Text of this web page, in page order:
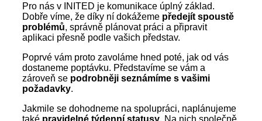
Pro nás v INITED je komunikace úplný základ.
Dobře víme, že díky ní dokážeme předejít spoustě
problémů, správně plánovat práci a připravit
aplikaci přesně podle vašich představ.
Poprvé vám proto zavoláme hned poté, jak od vás
dostaneme poptávku. Představíme se vám a
zároveň se podrobněji seznámíme s vašimi
požadavky.
Jakmile se dohodneme na spolupráci, naplánujeme
také pravidelné týdenní statusy. Na nich společně